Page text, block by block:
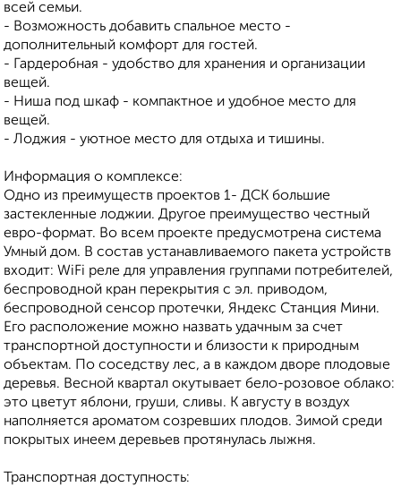
всей семьи.
- Возможность добавить спальное место -
дополнительный комфорт для гостей.
- Гардеробная - удобство для хранения и организации
вещей.
- Ниша под шкаф - компактное и удобное место для
вещей.
- Лоджия - уютное место для отдыха и тишины.
Информация о комплексе:
Одно из преимуществ проектов 1- ДСК большие
застекленные лоджии. Другое преимущество честный
евро-формат. Во всем проекте предусмотрена система
Умный дом. В состав устанавливаемого пакета устройств
входит: WiFi реле для управления группами потребителей,
беспроводной кран перекрытия с эл. приводом,
беспроводной сенсор протечки, Яндекс Станция Мини.
Его расположение можно назвать удачным за счет
транспортной доступности и близости к природным
объектам. По соседству лес, а в каждом дворе плодовые
деревья. Весной квартал окутывает бело-розовое облако:
это цветут яблони, груши, сливы. К августу в воздух
наполняется ароматом созревших плодов. Зимой среди
покрытых инеем деревьев протянулась лыжня.
Транспортная доступность: